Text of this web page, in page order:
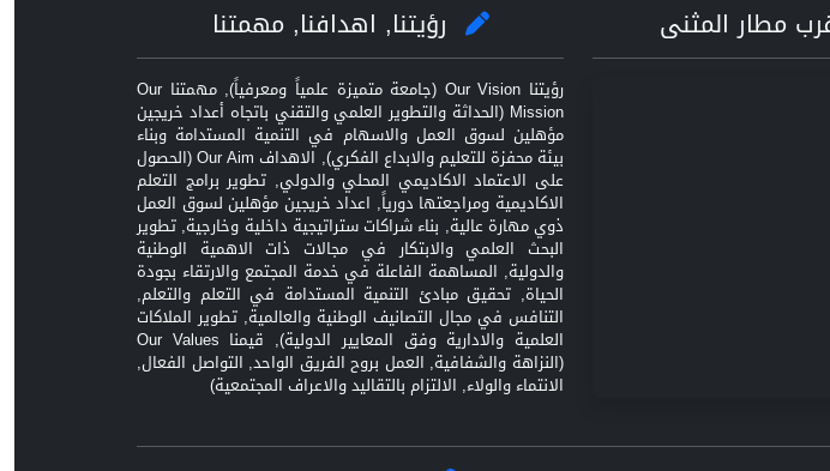
مطار المثنى رؤيتنا, اهدافنا, مهمتنا
رؤيتنا Our Vision (جامعة متميزة علمياً ومعرفياً), مهمتنا Our
Mission (الحداثة والتطوير العلمي والتقني باتجاه أعداد خريجين
مؤهلين لسوق العمل والاسهام في التنمية المستدامة وبناء
بيئة محفزة للتعليم والابداع الفكري), الاهداف Our Aim (الحصول
على الاعتماد الاكاديمي المحلي والدولي, تطوير برامج التعلم
الاكاديمية ومراجعتها دورياً, اعداد خريجين مؤهلين لسوق العمل
ذوي مهارة عالية, بناء شراكات ستراتيجية داخلية وخارجية, تطوير
البحث العلمي والابتكار في مجالات ذات الاهمية الوطنية
والدولية, المساهمة الفاعلة في خدمة المجتمع والارتقاء بجودة
الحياة, تحقيق مبادئ التنمية المستدامة في التعلم والتعلم,
التنافس في مجال التصانيف الوطنية والعالمية, تطوير الملاكات
العلمية والادارية وفق المعايير الدولية), قيمنا Our Values
(النزاهة والشفافية, العمل بروح الفريق الواحد, التواصل الفعال,
الانتماء والولاء, الالتزام بالتقاليد والاعراف المجتمعية)